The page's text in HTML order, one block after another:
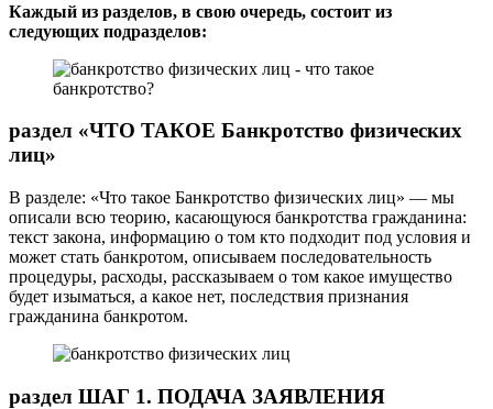
Каждый из разделов, в свою очередь, состоит из
следующих подразделов:
раздел «ЧТО ТАКОЕ Банкротство физических
лиц»
В разделе: «Что такое Банкротство физических лиц» — мы
описали всю теорию, касающуюся банкротства гражданина:
текст закона, информацию о том кто подходит под условия и
может стать банкротом, описываем последовательность
процедуры, расходы, рассказываем о том какое имущество
будет изыматься, а какое нет, последствия признания
гражданина банкротом.
раздел ШАГ 1. ПОДАЧА ЗАЯВЛЕНИЯ